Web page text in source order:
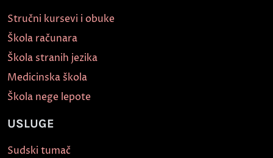
Stručni kursevi i obuke
Škola računara
Škola stranih jezika
Medicinska škola
Škola nege lepote
USLUGE
Sudski tumač